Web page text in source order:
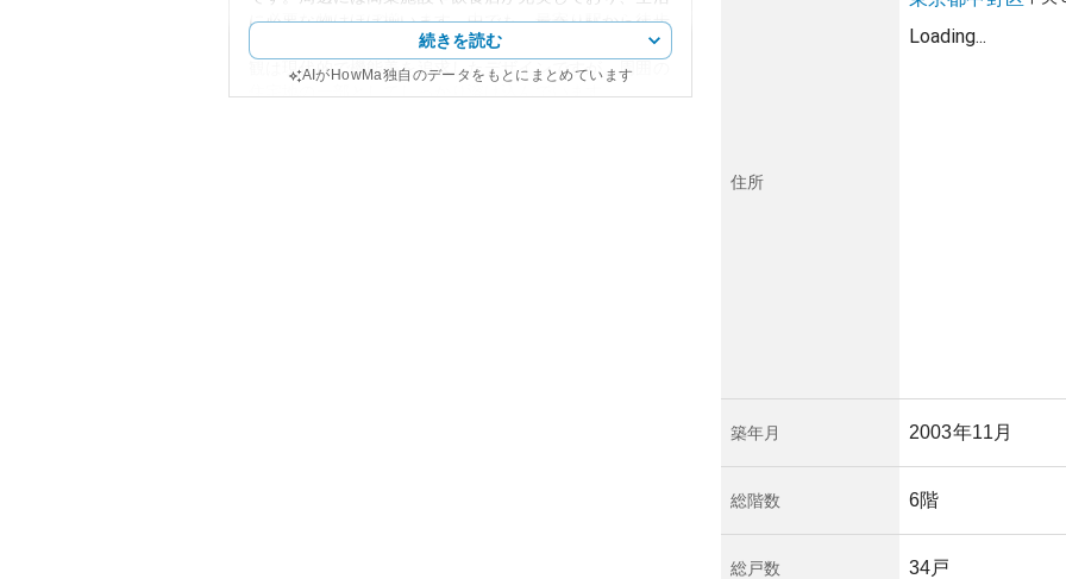
に必要な物はほぼ揃います。中でも、最寄り駅から徒歩
圏内で、交通アクセスが非常に良いことが特徴です。外
観は現代的で機能美を追求したデザインですが、周囲の
続きを読む
AIがHowMa独自のデータをもとにまとめています
住所
Loading...
築年月 2003年11月
総階数 6階
総戸数 34戸